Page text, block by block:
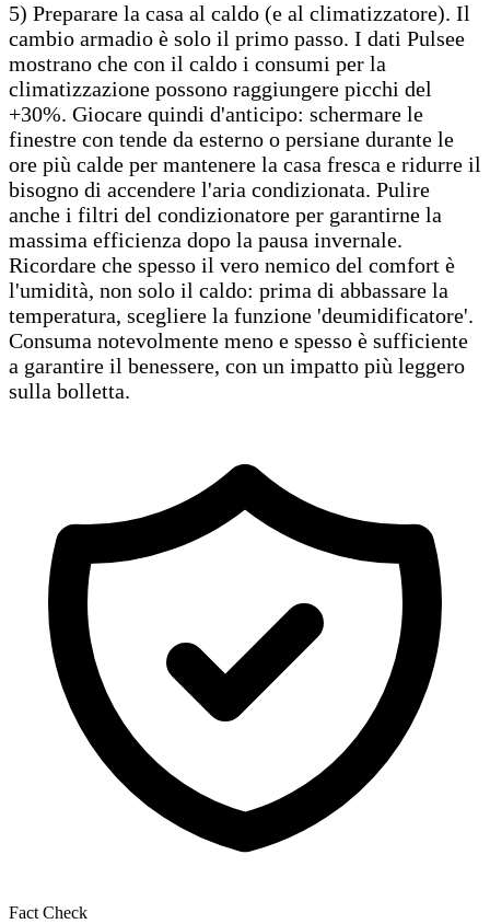
5) Preparare la casa al caldo (e al climatizzatore). Il
cambio armadio è solo il primo passo. I dati Pulsee
mostrano che con il caldo i consumi per la
climatizzazione possono raggiungere picchi del
+30%. Giocare quindi d'anticipo: schermare le
finestre con tende da esterno o persiane durante le
ore più calde per mantenere la casa fresca e ridurre il
bisogno di accendere l'aria condizionata. Pulire
anche i filtri del condizionatore per garantirne la
massima efficienza dopo la pausa invernale.
Ricordare che spesso il vero nemico del comfort è
l'umidità, non solo il caldo: prima di abbassare la
temperatura, scegliere la funzione 'deumidificatore'.
Consuma notevolmente meno e spesso è sufficiente
a garantire il benessere, con un impatto più leggero
sulla bolletta.
Fact Check